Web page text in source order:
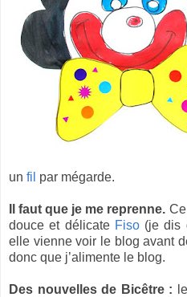
un fil par mégarde.
Il faut que je me reprenne.
douce et délicate Fiso(je dis
elle vienne voir le blog avant
donc que j’alimente le blog.
Des nouvelles de Bicêtre :